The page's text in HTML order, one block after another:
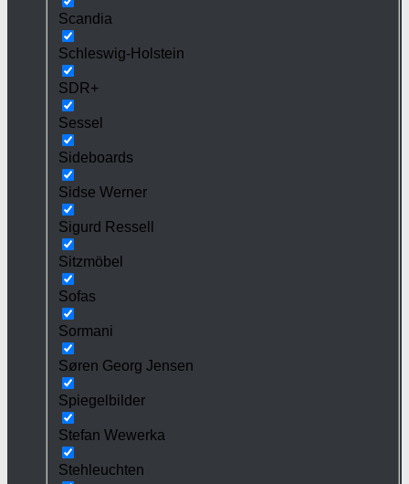
Scandia
Schleswig-Holstein
SDR+
Sessel
Sideboards
Sidse Werner
Sigurd Ressell
Sitzmöbel
Sofas
Sormani
Søren Georg Jensen
Spiegelbilder
Stefan Wewerka
Stehleuchten